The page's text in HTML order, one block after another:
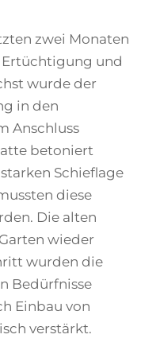
zwei Monaten
Ertüchtigung und
wurde der
in den
Anschluss
betoniert
Schieflage
diese
Die alten
wieder
wurden die
Bedürfnisse
Einbau von
verstärkt.